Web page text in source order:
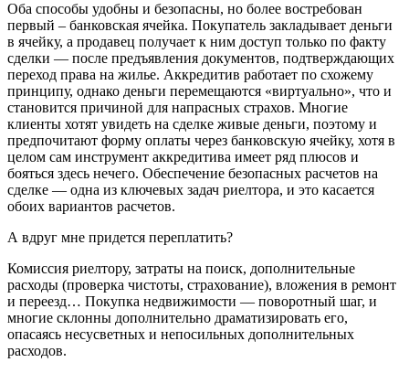
Оба способы удобны и безопасны, но более востребован
первый – банковская ячейка. Покупатель закладывает деньги
в ячейку, а продавец получает к ним доступ только по факту
сделки — после предъявления документов, подтверждающих
переход права на жилье. Аккредитив работает по схожему
принципу, однако деньги перемещаются «виртуально», что и
становится причиной для напрасных страхов. Многие
клиенты хотят увидеть на сделке живые деньги, поэтому и
предпочитают форму оплаты через банковскую ячейку, хотя в
целом сам инструмент аккредитива имеет ряд плюсов и
бояться здесь нечего. Обеспечение безопасных расчетов на
сделке — одна из ключевых задач риелтора, и это касается
обоих вариантов расчетов.
А вдруг мне придется переплатить?
Комиссия риелтору, затраты на поиск, дополнительные
расходы (проверка чистоты, страхование), вложения в ремонт
и переезд… Покупка недвижимости — поворотный шаг, и
многие склонны дополнительно драматизировать его,
опасаясь несусветных и непосильных дополнительных
расходов.